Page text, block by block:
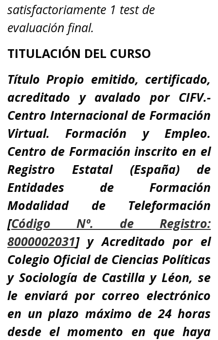
satisfactoriamente 1 test de
evaluación final.
TITULACIÓN DEL CURSO
Título Propio emitido, certificado,
acreditado y avalado por CIFV.-
Centro Internacional de Formación
Virtual. Formación y Empleo.
Centro de Formación inscrito en el
Registro Estatal (España) de
Entidades de Formación
Modalidad de Teleformación
[Código Nº. de Registro:
8000002031] yAcreditado por el
Colegio Oficial de Ciencias Políticas
y Sociología de Castilla y Léon,se
le enviará por correo electrónico
en un plazo máximo de 24 horas
desde el momento en que haya